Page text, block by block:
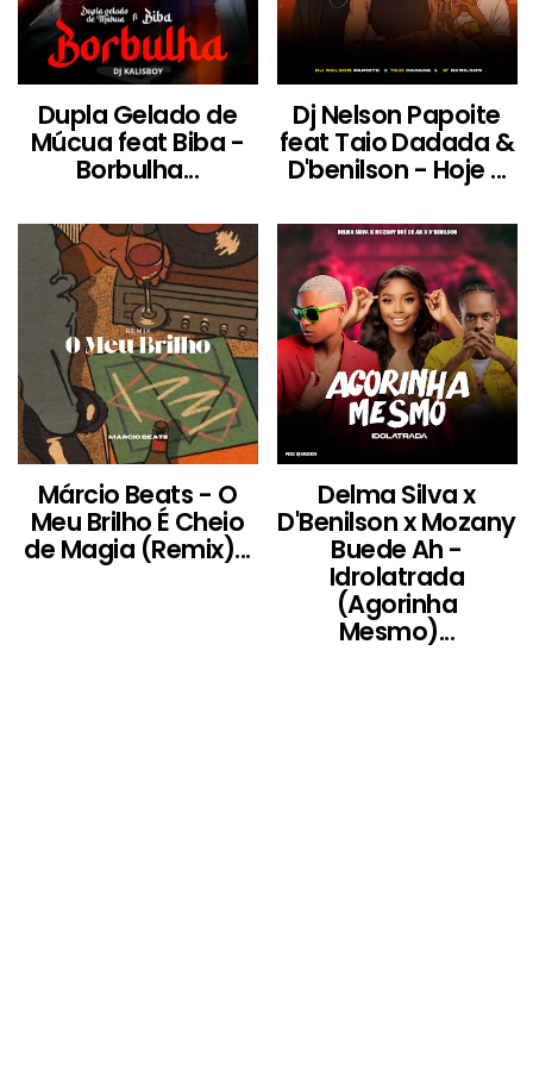
Dupla Gelado de
Múcua feat Biba -
Borbulha...
Dj Nelson Papoite
feat Taio Dadada &
D'benilson - Hoje ...
Márcio Beats - O
Meu Brilho É Cheio
de Magia (Remix)...
Delma Silva x
D'Benilson x Mozany
Buede Ah -
Idrolatrada
(Agorinha
Mesmo)...